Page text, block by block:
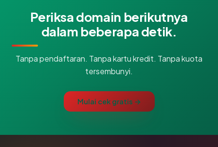
Periksa domain berikutnya
dalam beberapa detik.
Tanpa pendaftaran. Tanpa kartu kredit. Tanpa kuota
tersembunyi.
Mulai cek gratis →